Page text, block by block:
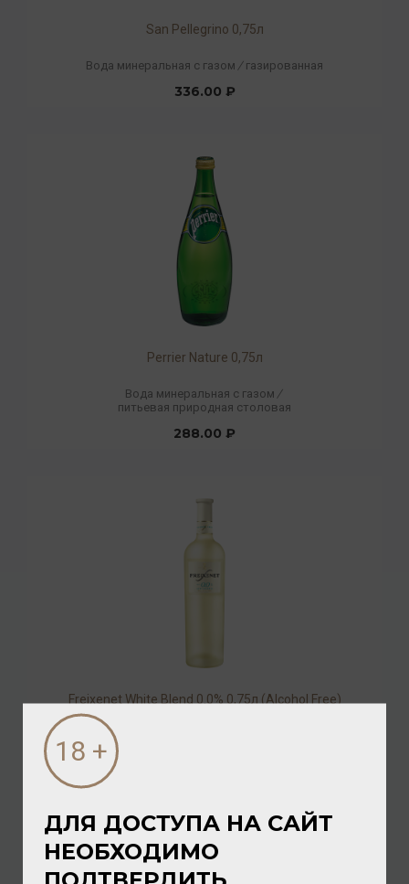
San Pellegrino 0,75л
Вода минеральная с газом / газированная
336.00 ₽
Perrier Nature 0,75л
Вода минеральная с газом /
питьевая природная столовая
288.00 ₽
Freixenet White Blend 0.0% 0,75л (Alcohol Free)
ДЛЯ ДОСТУПА НА САЙТ
НЕОБХОДИМО